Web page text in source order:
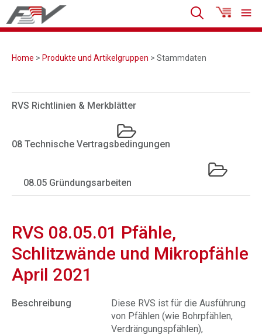
Home > Produkte und Artikelgruppen > Stammdaten
RVS Richtlinien & Merkblätter
08 Technische Vertragsbedingungen
08.05 Gründungsarbeiten
RVS 08.05.01 Pfähle,
Schlitzwände und Mikropfähle
April 2021
Beschreibung
Diese RVS ist für die Ausführung
von Pfählen (wie Bohrpfählen,
Verdrängungspfählen),